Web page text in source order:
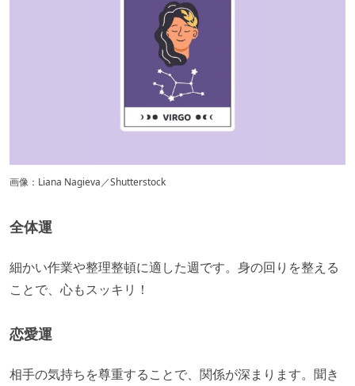
画像：Liana Nagieva／Shutterstock
全体運
​細かい作業や整理整頓に適した週です。身の回りを整える
ことで、心もスッキリ！
恋愛運
相手の気持ちを尊重することで、関係が深まります。聞き